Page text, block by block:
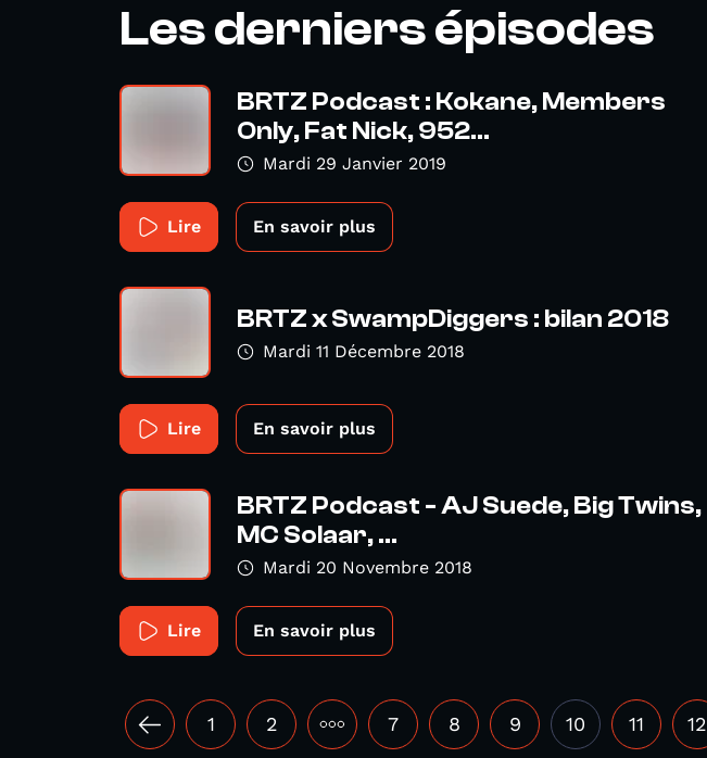
Les derniers épisodes
BRTZ Podcast : Kokane, Members
Only, Fat Nick, 952...
Mardi 29 Janvier 2019
Lire En savoir plus
BRTZ x SwampDiggers : bilan 2018
Mardi 11 Décembre 2018
Lire En savoir plus
BRTZ Podcast - AJ Suede, Big Twins,
MC Solaar, ...
Mardi 20 Novembre 2018
Lire En savoir plus
1 2 ••• 7 8 9 10 11 12